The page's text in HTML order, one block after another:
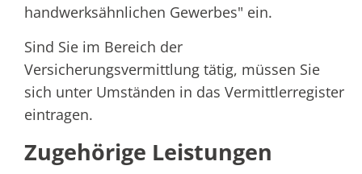
handwerksähnlichen Gewerbes" ein.
Sind Sie im Bereich der
Versicherungsvermittlung tätig, müssen Sie
sich unter Umständen in das Vermittlerregister
eintragen.
Zugehörige Leistungen